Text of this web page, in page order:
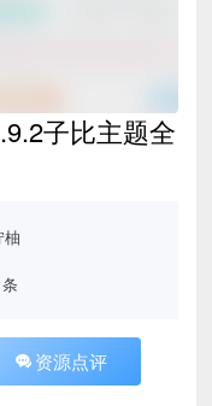
子比主题全
柚
资源点评